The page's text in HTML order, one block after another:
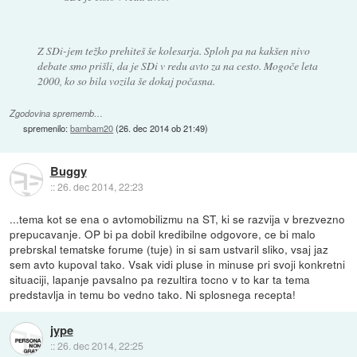
Z SDi-jem težko prehiteš še kolesarja. Sploh pa na kakšen nivo
debate smo prišli, da je SDi v redu avto za na cesto. Mogoče leta
2000, ko so bila vozila še dokaj počasna.
Zgodovina sprememb…
spremenilo:bambam20(26. dec 2014 ob 21:49)
Buggy
::26. dec 2014, 22:23
...tema kot se ena o avtomobilizmu na ST, ki se razvija v brezvezno
prepucavanje. OP bi pa dobil kredibilne odgovore, ce bi malo
prebrskal tematske forume (tuje) in si sam ustvaril sliko, vsaj jaz
sem avto kupoval tako. Vsak vidi pluse in minuse pri svoji konkretni
situaciji, lapanje pavsalno pa rezultira tocno v to kar ta tema
predstavlja in temu bo vedno tako. Ni splosnega recepta!
jype
::26. dec 2014, 22:25